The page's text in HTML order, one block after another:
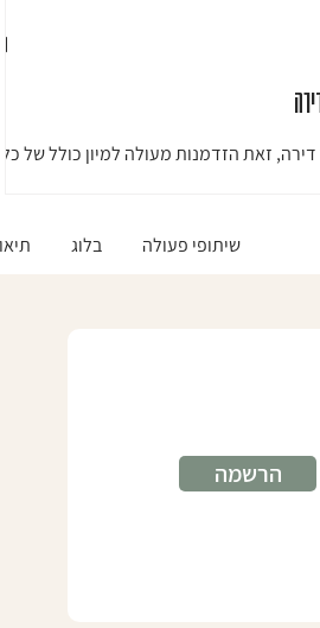
זאת הזדמנות מעולה למיון כולל של כל
שיתופי פעולה בלוג
הרשמה